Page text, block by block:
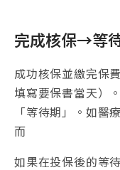
完成核保→等
成功核保並繳完保
填寫要保書當天）
「等待期」。如醫
而
如果在投保後的等